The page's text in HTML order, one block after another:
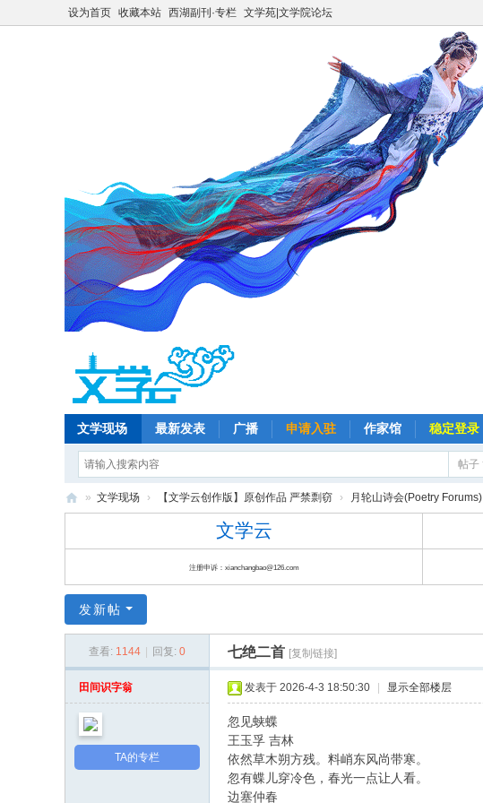
设为首页 收藏本站 西湖副刊·专栏 文学苑|文学院论坛
文学现场 最新发表 广播 申请入驻 作家馆 稳定登录
帖子
学
云
|
» 文学现场 › 【文学云创作版】原创作品 严禁剽窃 › 月轮山诗会(Poetry Forums)
文学云
注册申诉：xianchangbao@126.com
发新帖
查看: 1144 回复: 0 七绝二首 [复制链接]
田间识字翁
TA的专栏
发表于 2026-4-3 18:50:30 显示全部楼层
忽见蛱蝶
王玉孚 吉林
依然草木朔方残。料峭东风尚带寒。
忽有蝶儿穿冷色，春光一点让人看。
边塞仲春